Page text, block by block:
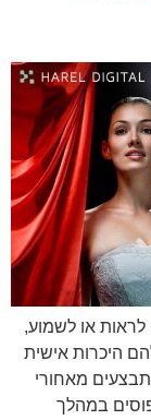
או לשמוע,
היכרות אישית
מאחורי
במהלך